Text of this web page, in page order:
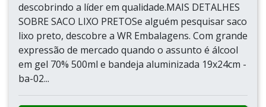
descobrindo a líder em qualidade.MAIS DETALHES
SOBRE SACO LIXO PRETOSe alguém pesquisar saco
lixo preto, descobre a WR Embalagens. Com grande
expressão de mercado quando o assunto é álcool
em gel 70% 500ml e bandeja aluminizada 19x24cm -
ba-02...